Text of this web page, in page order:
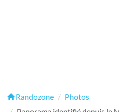
Randozone
Photos